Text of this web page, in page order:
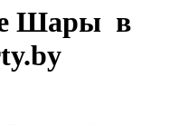
Шары в